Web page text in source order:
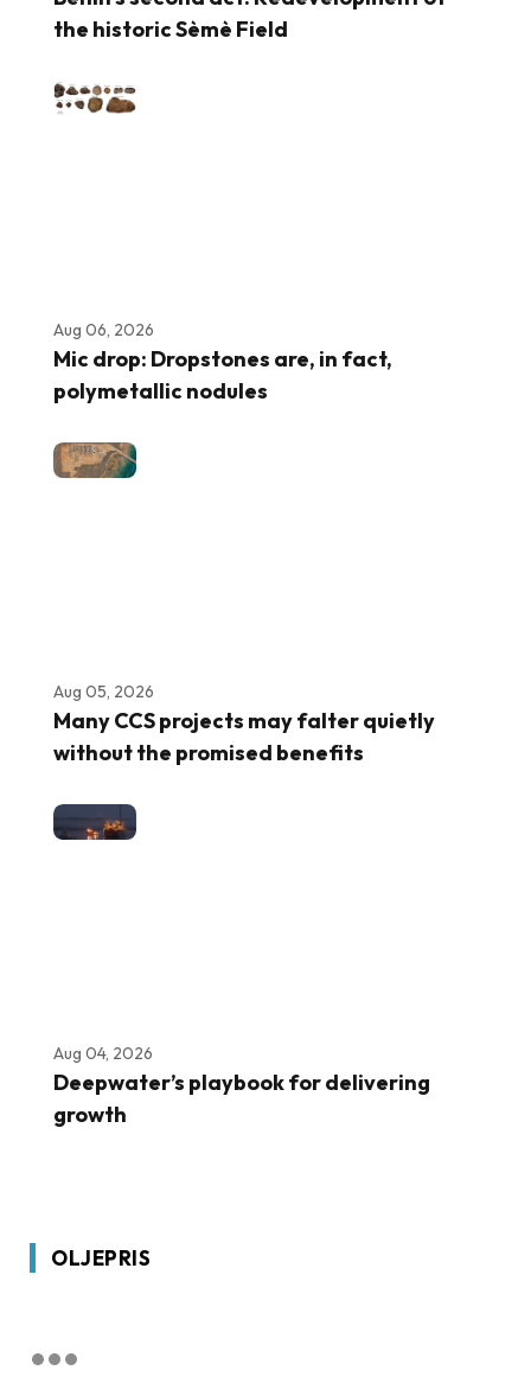
the historic Sèmè Field
Aug 06, 2026
Mic drop: Dropstones are, in fact,
polymetallic nodules
Aug 05, 2026
Many CCS projects may falter quietly
without the promised benefits
Aug 04, 2026
Deepwater’s playbook for delivering
growth
OLJEPRIS